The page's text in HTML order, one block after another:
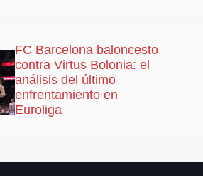
FC Barcelona baloncesto
contra Virtus Bolonia: el
análisis del último
enfrentamiento en
Euroliga